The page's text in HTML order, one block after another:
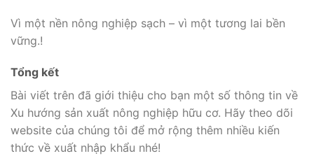
Vì một nền nông nghiệp sạch – vì một tương lai bền
vững.!
Tổng kết
Bài viết trên đã giới thiệu cho bạn một số thông tin về
Xu hướng sản xuất nông nghiệp hữu cơ. Hãy theo dõi
website của chúng tôi để mở rộng thêm nhiều kiến
thức về xuất nhập khẩu nhé!